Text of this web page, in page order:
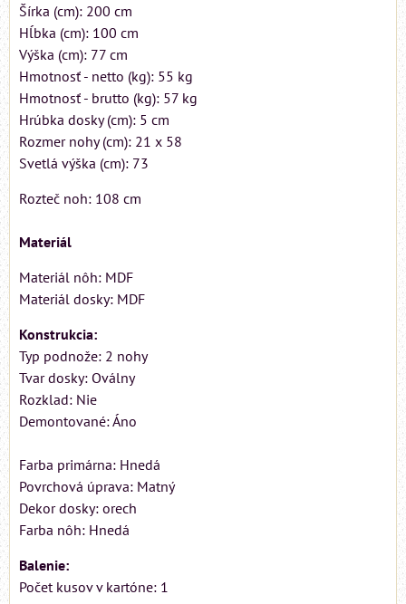
Šírka (cm): 200 cm
Hĺbka (cm): 100 cm
Výška (cm): 77 cm
Hmotnosť - netto (kg): 55 kg
Hmotnosť - brutto (kg): 57 kg
Hrúbka dosky (cm): 5 cm
Rozmer nohy (cm): 21 x 58
Svetlá výška (cm): 73
Rozteč noh: 108 cm
Materiál
Materiál nôh: MDF
Materiál dosky: MDF
Konstrukcia:
Typ podnože: 2 nohy
Tvar dosky: Oválny
Rozklad: Nie
Demontované: Áno
Farba primárna: Hnedá
Povrchová úprava: Matný
Dekor dosky: orech
Farba nôh: Hnedá
Balenie:
Počet kusov v kartóne: 1